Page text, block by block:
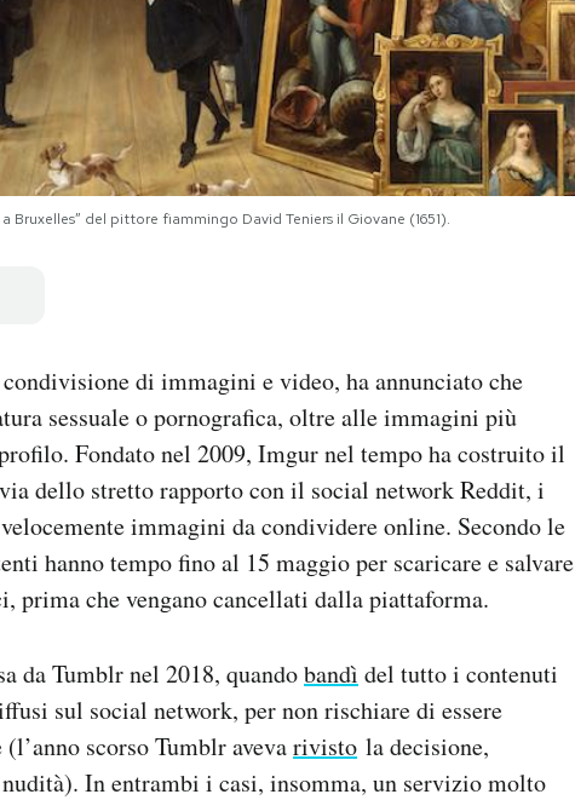
del pittore fiammingo David Teniers il Giovane (1651).
di immagini e video, ha annunciato che
sessuale o pornografica, oltre alle immagini più
Fondato nel 2009, Imgur nel tempo ha costruito il
dello stretto rapporto con il social network Reddit, i
immagini da condividere online. Secondo le
hanno tempo fino al 15 maggio per scaricare e salvare
prima che vengano cancellati dalla piattaforma.
da Tumblr nel 2018, quandobandì del tutto i contenuti
sul social network, per non rischiare di essere
scorso Tumblr avevarivisto la decisione,
In entrambi i casi, insomma, un servizio molto